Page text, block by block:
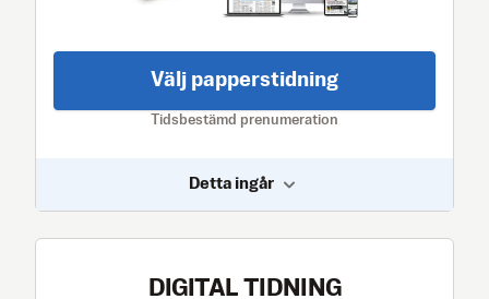
Välj papperstidning
Tidsbestämd prenumeration
Detta ingår
DIGITAL TIDNING